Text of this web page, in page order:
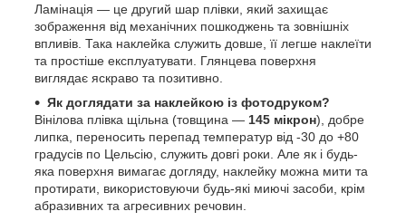
Ламінація — це другий шар плівки, який захищає
зображення від механічних пошкоджень та зовнішніх
впливів. Така наклейка служить довше, її легше наклеїти
та простіше експлуатувати. Глянцева поверхня
виглядає яскраво та позитивно.
Як доглядати за наклейкою із фотодруком?
Вінілова плівка щільна (товщина — 145 мікрон), добре
липка, переносить перепад температур від -30 до +80
градусів по Цельсію, служить довгі роки. Але як і будь-
яка поверхня вимагає догляду, наклейку можна мити та
протирати, використовуючи будь-які миючі засоби, крім
абразивних та агресивних речовин.